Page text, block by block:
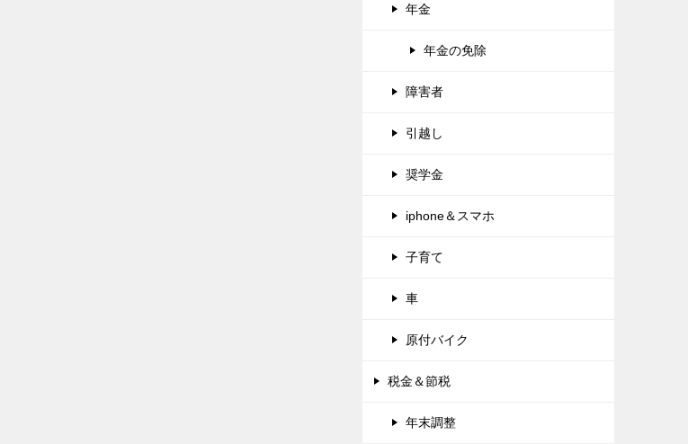
年金
年金の免除
障害者
引越し
奨学金
iphone＆スマホ
子育て
車
原付バイク
税金＆節税
年末調整